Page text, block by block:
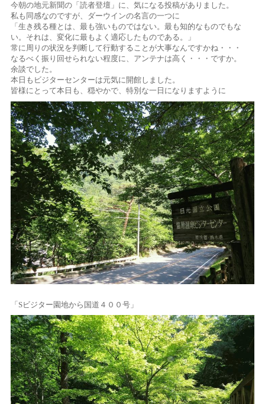
今朝の地元新聞の「読者登壇」に、気になる投稿がありました。
私も同感なのですが、ダーウインの名言の一つに
「生き残る種とは、最も強いものではない。最も知的なものでもな
い。それは、変化に最もよく適応したものである。」
常に周りの状況を判断して行動することが大事なんですかね・・・
なるべく振り回せられない程度に、アンテナは高く・・・ですか。
余談でした。
本日もビジターセンターは元気に開館しました。
皆様にとって本日も、穏やかで、特別な一日になりますように
「Sビジター園地から国道４００号」